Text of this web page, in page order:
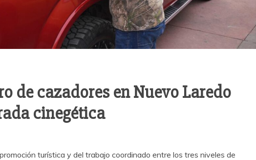
de cazadores en Nuevo Laredo
cinegética
turística y del trabajo coordinado entre los tres niveles de